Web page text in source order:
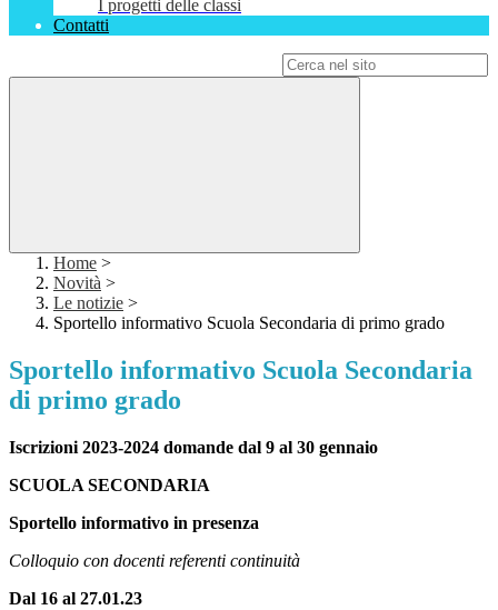
I progetti delle classi
Contatti
Home >
Novità >
Le notizie >
Sportello informativo Scuola Secondaria di primo grado
Sportello informativo Scuola Secondaria
di primo grado
Iscrizioni 2023-2024 domande dal 9 al 30 gennaio
SCUOLA SECONDARIA
Sportello informativo in presenza
Colloquio con docenti referenti continuità
Dal 16 al 27.01.23